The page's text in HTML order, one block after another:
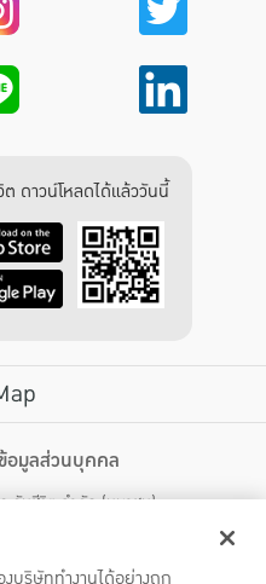
ดาวน์โหลดได้แล้ววันนี้
อมูลส่วนบุคคล
กันชีวิต จำกัด (มหาชน)
นแดง กรุงเทพฯ 10400 โทรศัพท์ 02-
บริษัททำงานได้อย่างถูก